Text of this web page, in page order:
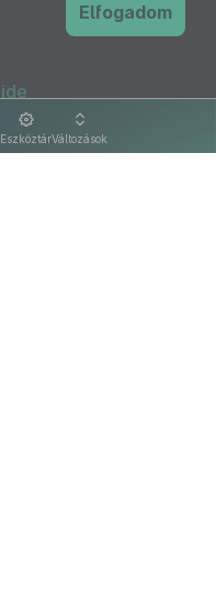
EszköztárVáltozások
ide
Elfogadom